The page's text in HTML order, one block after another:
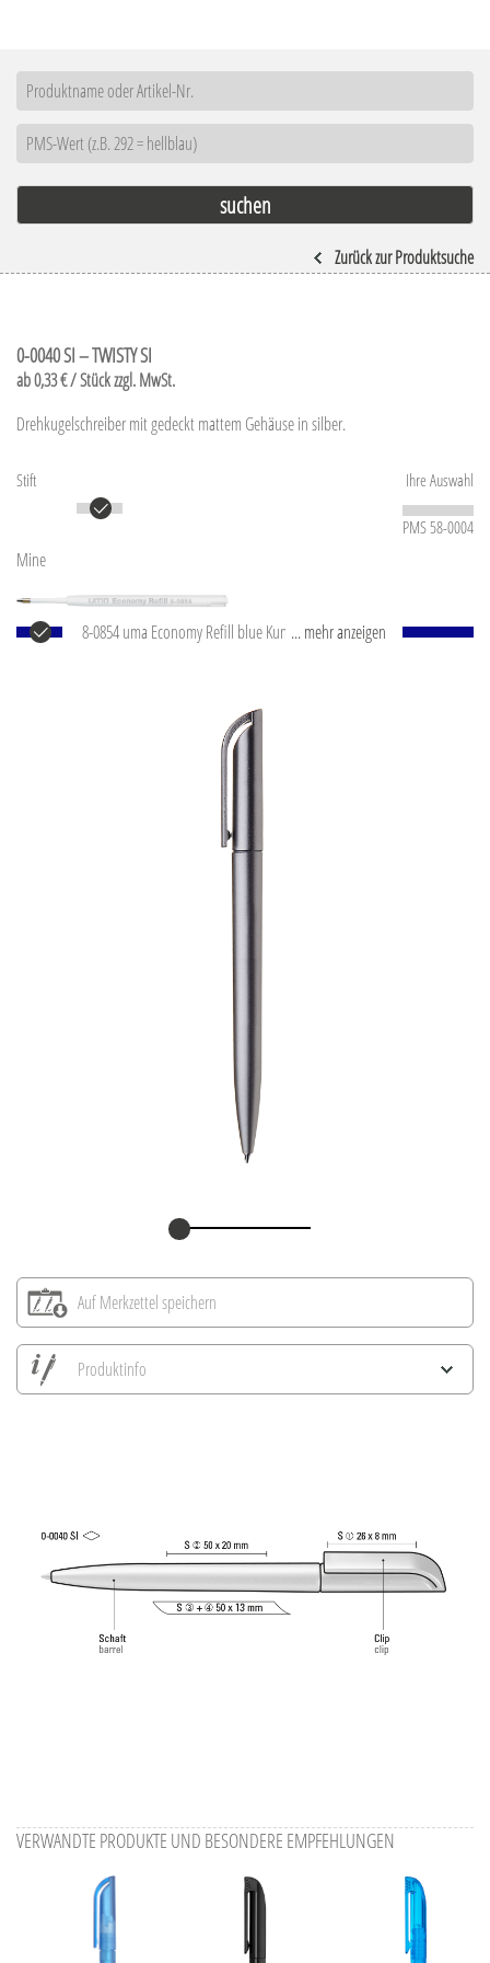
Zurück zur Produktsuche
0-0040 SI – TWISTY SI
ab 0,33 € / Stück zzgl. MwSt.
Drehkugelschreiber mit gedeckt mattem Gehäuse in silber.
Ihre Auswahl
Stift
PMS 58-0004
Mine
8-0854 uma Economy Refill blue Kunststoff-
Schreibleistung: ca. 1.500 m. Schreibpaste nach ISO-
... mehr anzeigen
Auf Merkzettel speichern
Produktinfo
VERWANDTE PRODUKTE UND BESONDERE EMPFEHLUNGEN